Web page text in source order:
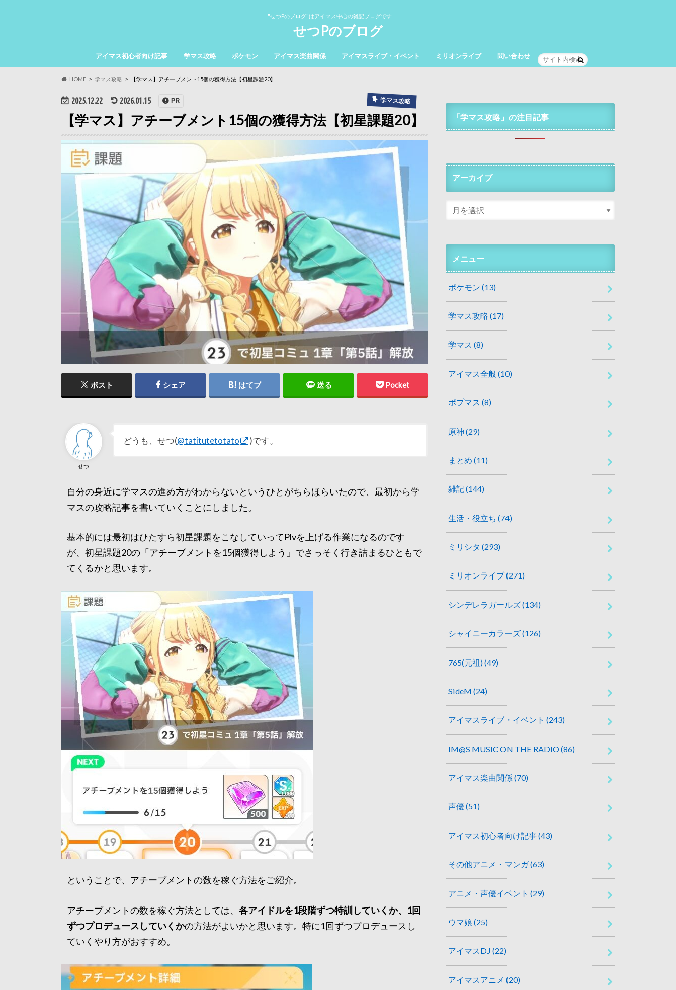
"せつPのブログ"はアイマス中心の雑記ブログです
せつPのブログ
アイマス初心者向け記事 学マス攻略 ポケモン アイマス楽曲関係 アイマスライブ・イベント ミリオンライブ 問い合わせ
HOME 学マス攻略 【学マス】アチーブメント15個の獲得方法【初星課題20】
2025.12.22 2026.01.15 学マス攻略
PR
【学マス】アチーブメント15個の獲得方法【初星課題20】
ポスト シェア はてブ 送る Pocket
せつ
どうも、せつ(@tatitutetotato )です。
自分の身近に学マスの進め方がわからないというひとがちらほらいたので、最初から学
マスの攻略記事を書いていくことにしました。
基本的には最初はひたすら初星課題をこなしていってPlvを上げる作業になるのです
が、初星課題20の「アチーブメントを15個獲得しよう」でさっそく行き詰まるひともで
てくるかと思います。
ということで、アチーブメントの数を稼ぐ方法をご紹介。
アチーブメントの数を稼ぐ方法としては、 各アイドルを1段階ずつ特訓していくか、1回
ずつプロデュースしていくかの方法がよいかと思います。特に1回ずつプロデュースし
ていくやり方がおすすめ。
「学マス攻略」の注目記事
アーカイブ
メニュー
ポケモン (13)
学マス攻略 (17)
学マス (8)
アイマス全般(10)
ポプマス (8)
原神 (29)
まとめ (11)
雑記(144)
生活・役立ち (74)
ミリシタ (293)
ミリオンライブ(271)
シンデレラガールズ(134)
シャイニーカラーズ(126)
765(元祖)(49)
SideM (24)
アイマスライブ・イベント (243)
IM@S MUSIC ON THE RADIO(86)
アイマス楽曲関係(70)
声優(51)
アイマス初心者向け記事(43)
その他アニメ・マンガ(63)
アニメ・声優イベント (29)
ウマ娘 (25)
アイマスDJ (22)
アイマスアニメ (20)